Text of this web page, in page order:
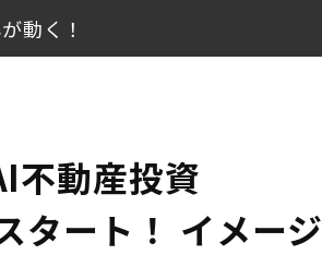
動く！
不動産投資
タート！ イメージ